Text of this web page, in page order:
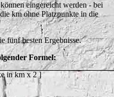
eingereicht werden - bei
km ohne Platzpunkte in die
fünf besten Ergebnisse.
Formel:
in km x 2 ]